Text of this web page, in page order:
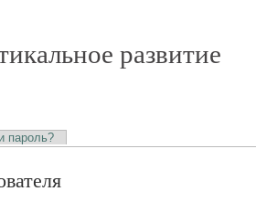
развитие
пароль?